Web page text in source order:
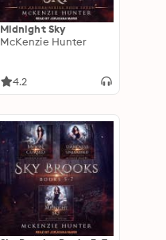
Midnight Sky
McKenzie Hunter
4.2